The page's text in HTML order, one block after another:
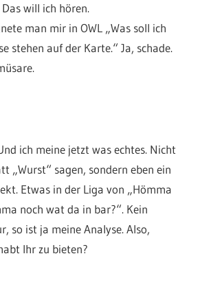
will ich hören.
man mir in OWL „Was soll ich
stehen auf der Karte.“ Ja, schade.
ich meine jetzt was echtes. Nicht
„Wurst“ sagen, sondern eben ein
Etwas in der Liga von „Hömma
noch wat da in bar?“. Kein
so ist ja meine Analyse. Also,
Ihr zu bieten?